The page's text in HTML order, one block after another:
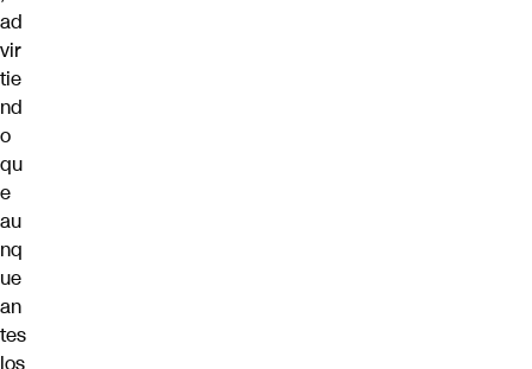
ad
vir
tie
nd
o
qu
e
au
nq
ue
an
tes
los